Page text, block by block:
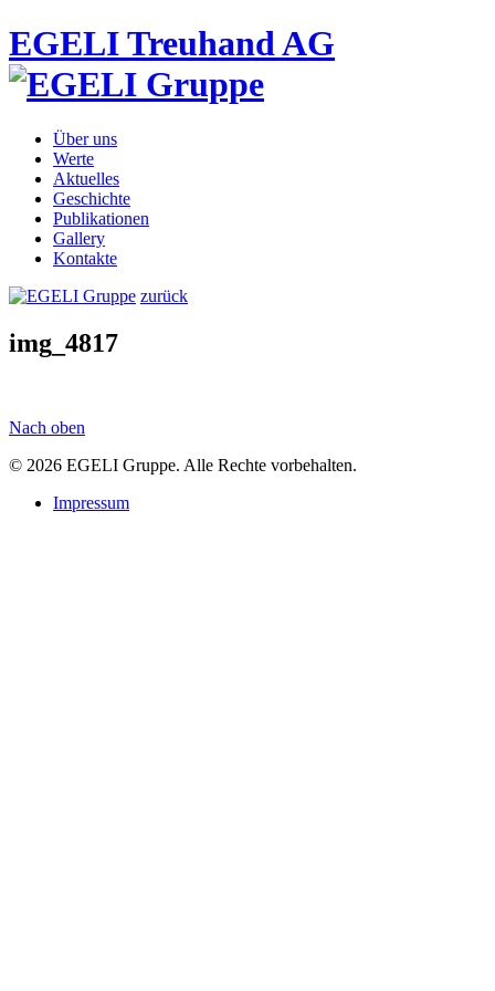
EGELI Treuhand AG
Über uns
Werte
Aktuelles
Geschichte
Publikationen
Gallery
Kontakte
zurück
img_4817
Nach oben
© 2026 EGELI Gruppe. Alle Rechte vorbehalten.
Impressum